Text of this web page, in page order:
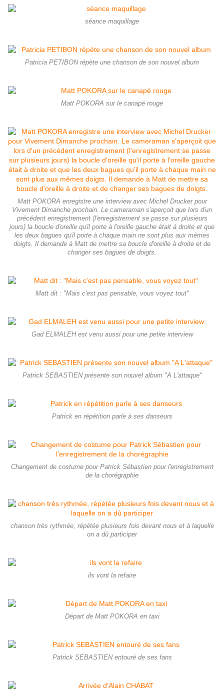
séance maquillage
Patricia PETIBON répète une chanson de son nouvel album
Matt POKORA sur le canapé rouge
Matt POKORA enregistre une interview avec Michel Drucker pour
Vivement Dimanche prochain. Le cameraman s'aperçoit que lors d'un
précédent enregistrement (l'enregistrement se passe sur plusieurs
jours) la boucle d'oreille qu'il porte à l'oreille gauche était à droite et que
les deux bagues qu'il porte à chaque main ne sont plus aux mêmes
doigts. Il demande à Matt de mettre sa boucle d'oreille à droite et de
changer ses bagues de doigts.
Matt dit : "Mais c'est pas pensable, vous voyez tout"
Gad ELMALEH est venu aussi pour une petite interview
Patrick SEBASTIEN présente son nouvel album "A L'attaque"
Patrick en répétition parle à ses danseurs
Changement de costume pour Patrick Sébastien pour l'enregistrement
de la chorégraphie
chanson très rythmée, répétée plusieurs fois devant nous et à laquelle
on a dû participer
ils vont la refaire
Départ de Matt POKORA en taxi
Patrick SEBASTIEN entouré de ses fans